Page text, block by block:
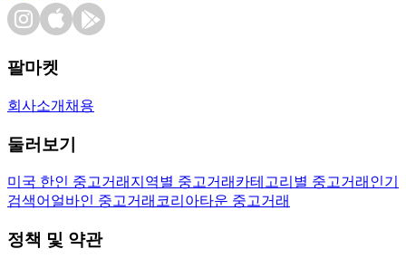
팔마켓
회사소개 채용
둘러보기
미국 한인 중고거래 지역별 중고거래 카테고리별 중고거래 인기
검색어 얼바인 중고거래 코리아타운 중고거래
정책 및 약관